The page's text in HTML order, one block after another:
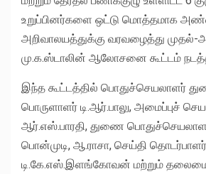
உறுப்பினர்களை ஒட்டு மொத்தமாக
அறிவாலயத்துக்கு வரவழைத்து
மு.க.ஸ்டாலின் ஆலோசனை கூட்டம்
இந்த கூட்டத்தில் பொதுச்செயலாளர்
பொருளாளர் டி.ஆர்.பாலு, அமைப்புச்
ஆர்.எஸ்.பாரதி, துணை
பொன்முடி, ஆ.ராசா, செய்தி தொடர்பாளர்
டி.கே.எஸ்.இளங்கோவன் மற்றும்